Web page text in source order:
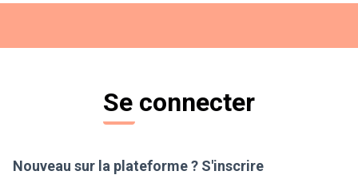
Se connecter
Nouveau sur la plateforme ? S'inscrire